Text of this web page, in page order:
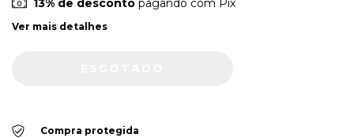
13% de descontopagando com Pix
Ver mais detalhes
Compra protegida